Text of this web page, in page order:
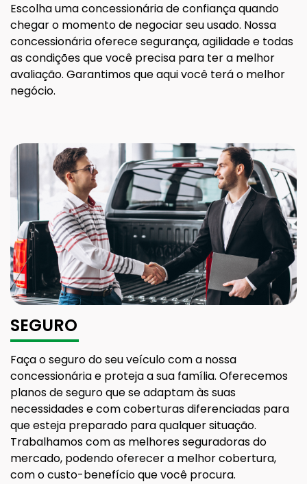
Escolha uma concessionária de confiança quando
chegar o momento de negociar seu usado. Nossa
concessionária oferece segurança, agilidade e todas
as condições que você precisa para ter a melhor
avaliação. Garantimos que aqui você terá o melhor
negócio.
SEGURO
Faça o seguro do seu veículo com a nossa
concessionária e proteja a sua família. Oferecemos
planos de seguro que se adaptam às suas
necessidades e com coberturas diferenciadas para
que esteja preparado para qualquer situação.
Trabalhamos com as melhores seguradoras do
mercado, podendo oferecer a melhor cobertura,
com o custo-benefício que você procura.